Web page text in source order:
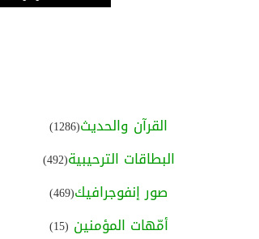
القرآن والحديث(1286)
البطاقات الترحيبية(492)
صور إنفوجرافيك(469)
أمّهات المؤمنين (15)